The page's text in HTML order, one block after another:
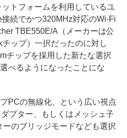
トフォームを利用しているユ
続でかつ320MHz対応のWi-Fi
TBE550E/A（メーカーは公
ップ）一択だったのに対し
チップを採用した新たな選択
べるようになったことにな
PCの無線化、という広い視点
プター、もしくはメッシュ子
のブリッジモードなども選択